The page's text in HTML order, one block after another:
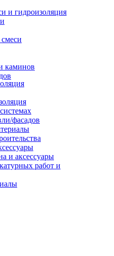
и гидроизоляция
каминов
фасадов
и аксессуары
работ и